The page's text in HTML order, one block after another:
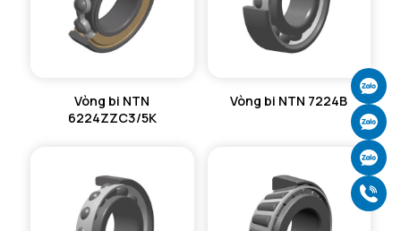
Vòng bi NTN
6224ZZC3/5K
Vòng bi NTN 7224B